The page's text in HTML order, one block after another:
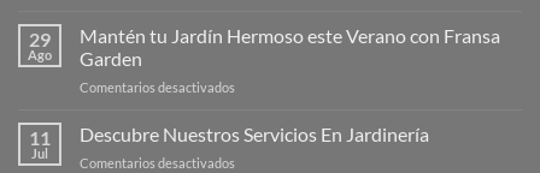
de
de
Plantas
29
Ago
Mantén tu Jardín Hermoso este Verano con Fransa
Garden
Comentarios desactivados
tu
11
Jul
Descubre Nuestros Servicios En Jardinería
Comentarios desactivados